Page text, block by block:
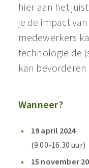
hier aan het
je de impact
medewerkers
technologie de
kan bevorderen
Wanneer?
19 april 2024
(9.00-16.30 uur)
15 november